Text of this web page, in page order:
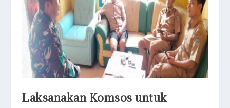
Laksanakan Komsos untuk